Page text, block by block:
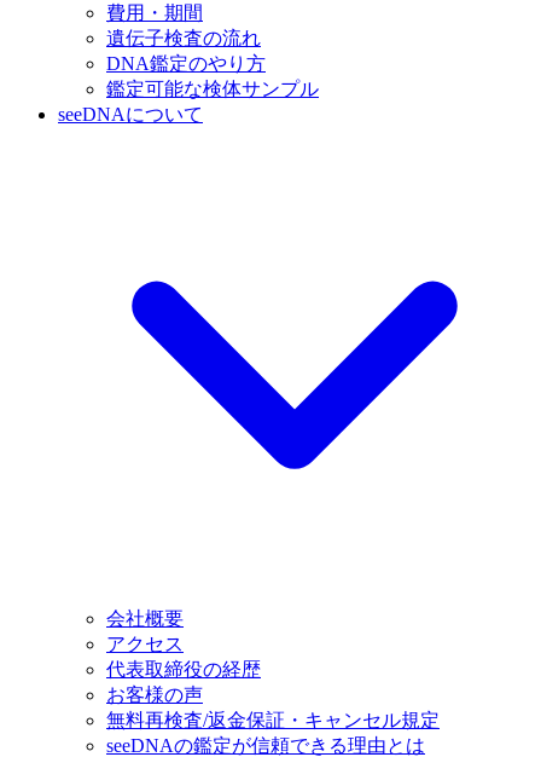
費用・期間
遺伝子検査の流れ
DNA鑑定のやり方
鑑定可能な検体サンプル
seeDNAについて
会社概要
アクセス
代表取締役の経歴
お客様の声
無料再検査/返金保証・キャンセル規定
seeDNAの鑑定が信頼できる理由とは